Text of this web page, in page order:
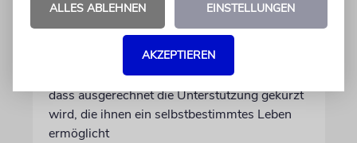
Hilfe im Alltag
Familien mit behinderten Kindern sorgen sich,
dass ausgerechnet die Unterstützung gekürzt
wird, die ihnen ein selbstbestimmtes Leben
ermöglicht
ALLES ABLEHNEN EINSTELLUNGEN
AKZEPTIEREN